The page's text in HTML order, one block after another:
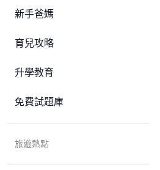
新手爸媽
育兒攻略
升學教育
免費試題庫
旅遊熱點